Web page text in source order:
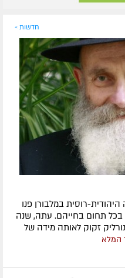
חדשות »
רוסית במלבורן פנו
בכל תחום בחייהם. עתה, שנה
זקוק לאותה מידה של
המלא